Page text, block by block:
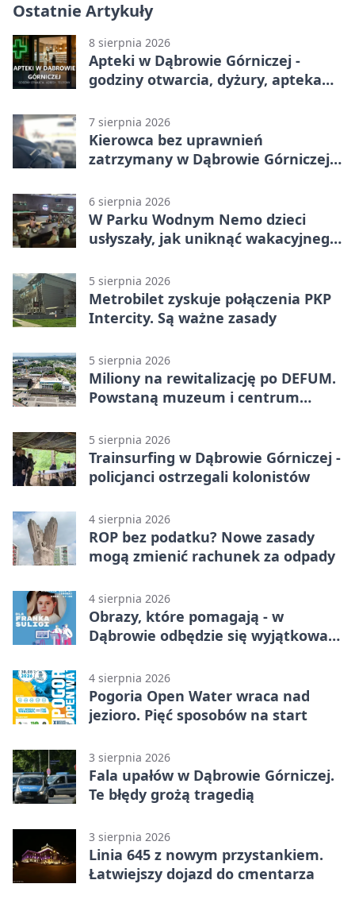
Ostatnie Artykuły
8 sierpnia 2026
Apteki w Dąbrowie Górniczej -
godziny otwarcia, dyżury, apteka
7 sierpnia 2026
Kierowca bez uprawnień
zatrzymany w Dąbrowie Górniczej.
6 sierpnia 2026
W Parku Wodnym Nemo dzieci
usłyszały, jak uniknąć wakacyjnego
5 sierpnia 2026
Metrobilet zyskuje połączenia PKP
Intercity. Są ważne zasady
5 sierpnia 2026
Miliony na rewitalizację po DEFUM.
Powstaną muzeum i centrum
5 sierpnia 2026
Trainsurfing w Dąbrowie Górniczej -
policjanci ostrzegali kolonistów
4 sierpnia 2026
ROP bez podatku? Nowe zasady
mogą zmienić rachunek za odpady
4 sierpnia 2026
Obrazy, które pomagają - w
Dąbrowie odbędzie się wyjątkowa
4 sierpnia 2026
Pogoria Open Water wraca nad
jezioro. Pięć sposobów na start
3 sierpnia 2026
Fala upałów w Dąbrowie Górniczej.
Te błędy grożą tragedią
3 sierpnia 2026
Linia 645 z nowym przystankiem.
Łatwiejszy dojazd do cmentarza